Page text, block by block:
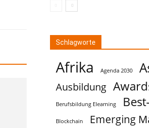
Schlagworte
Afrika Agenda 2030
Ausbildung
Berufsbildung Elearning
Blockchain Emerging